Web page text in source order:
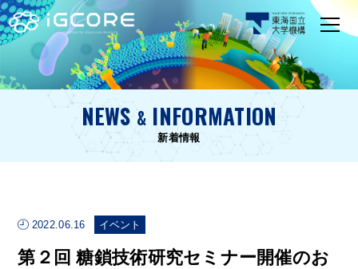
NEWS& INFORMATION
新着情報
2022.06.16 イベント
第２回 糖鎖技術研究セミナー開催のお